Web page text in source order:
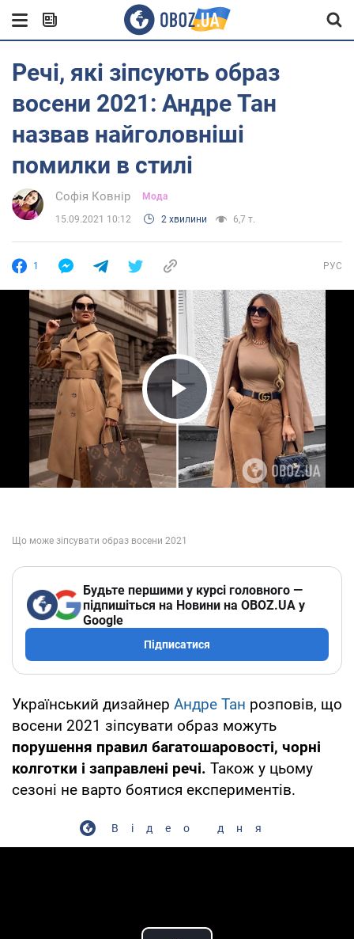
Речі, які зіпсують образ
восени 2021: Андре Тан
назвав найголовніші
помилки в стилі
Софія Ковнір Мода
15.09.2021 10:12 2 хвилини 6,7 т.
1 РУС
Play Video
Будьте першими у курсі головного —
підпишіться на Новини на OBOZ.UA у
Google
Підписатися
Український дизайнер Андре Тан розповів, що
восени 2021 зіпсувати образ можуть
порушення правил багатошаровості, чорні
колготки і заправлені речі. Також у цьому
сезоні не варто боятися експериментів.
Відео дня